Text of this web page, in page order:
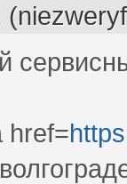
href=